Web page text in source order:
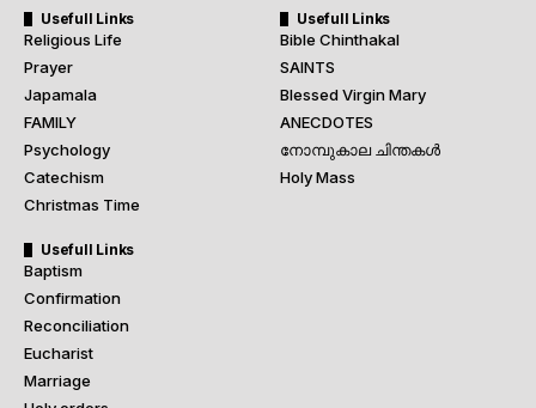
Usefull Links
Religious Life
Prayer
Japamala
FAMILY
Psychology
Catechism
Christmas Time
Usefull Links
Bible Chinthakal
SAINTS
Blessed Virgin Mary
ANECDOTES
നോമ്പുകാല ചിന്തകൾ
Holy Mass
Usefull Links
Baptism
Confirmation
Reconciliation
Eucharist
Marriage